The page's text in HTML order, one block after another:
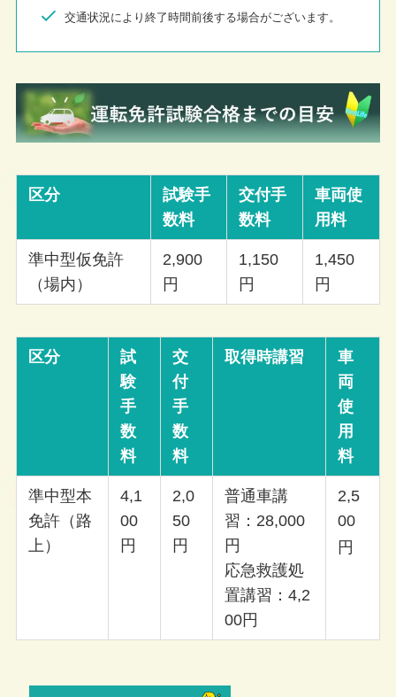
交通状況により終了時間前後する場合がございます。
区分
試験手
数料
交付手
数料
車両使
用料
準中型仮免許
（場内）
2,900
円
1,150
円
1,450
円
区分
試
験
手
数
料
交
付
手
数
料
取得時講習
車
両
使
用
料
準中型本
免許（路
上）
4,1
00
円
2,0
50
円
普通車講
習：28,000
円
応急救護処
置講習：4,2
00円
2,5
00
円